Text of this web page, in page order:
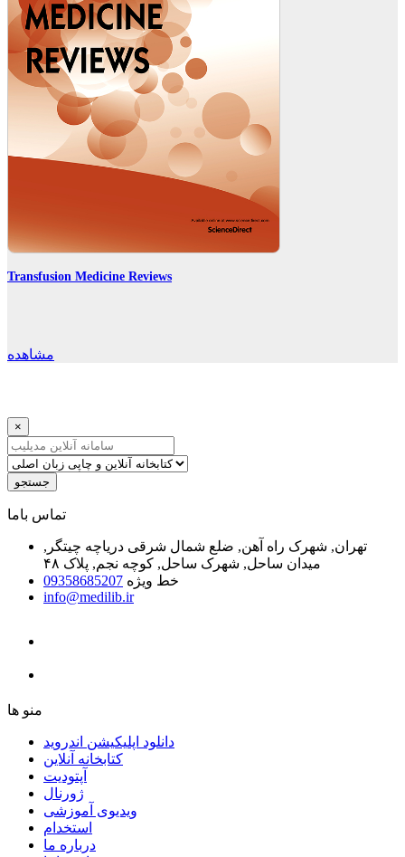
Transfusion Medicine Reviews
مشاهده
×
جستجو
ﺗﻤﺎﺱ ﺑﺎﻣﺎ
تهران, شهرک راه آهن, ضلع شمال شرقی دریاچه چیتگر,
میدان ساحل, شهرک ساحل, کوچه نجم, پلاک ۴۸
خط ویژه 09358685207
info@medilib.ir
ﻣﻨﻮ ﻫﺎ
دانلود اپلیکیشن اندروید
ﮐﺘﺎﺑﺨﺎﻧﻪ ﺁﻧﻼﯾﻦ
ﺁﭘﺘﻮﺩﯾﺖ
ﮊﻭﺭﻧﺎﻝ
ویدیوی آموزشی
استخدام
درباره ما